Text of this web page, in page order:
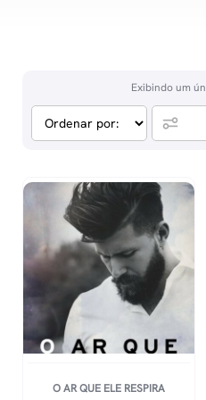
Exibindo um
O AR QUE ELE RESPIRA